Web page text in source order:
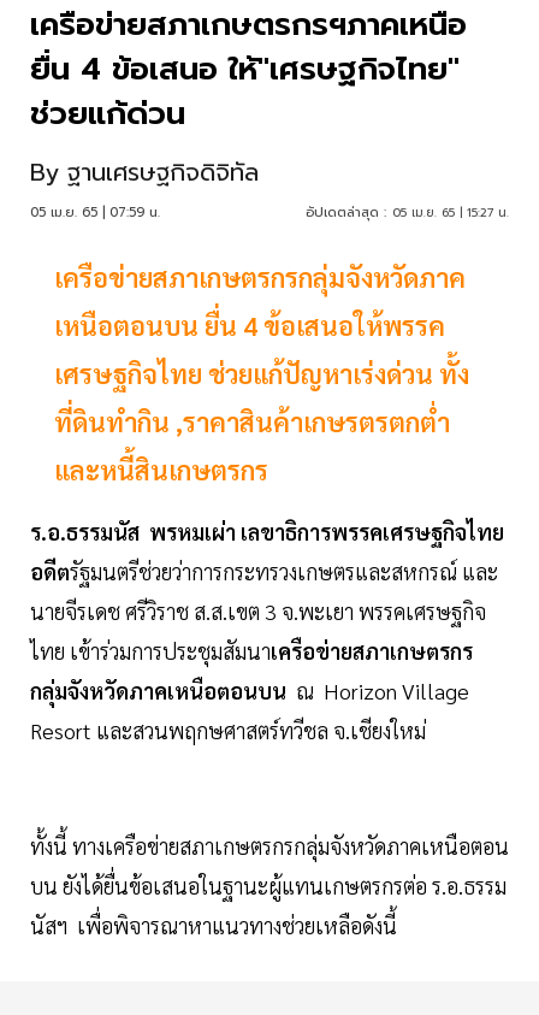
เครือข่ายสภาเกษตรกรฯภาคเหนือ
ยื่น 4 ข้อเสนอ ให้"เศรษฐกิจไทย"
ช่วยแก้ด่วน
By ฐานเศรษฐกิจดิจิทัล
05 เม.ย. 65 | 07:59 น. อัปเดตล่าสุด : 05 เม.ย. 65 | 15:27 น.
เครือข่ายสภาเกษตรกรกลุ่มจังหวัดภาค
เหนือตอนบน ยื่น 4 ข้อเสนอให้พรรค
เศรษฐกิจไทย ช่วยแก้ปัญหาเร่งด่วน ทั้ง
ที่ดินทำกิน ,ราคาสินค้าเกษรตรตกต่ำ
และหนี้สินเกษตรกร
ร.อ.ธรรมนัส พรหมเผ่า เลขาธิการพรรคเศรษฐกิจไทย
อดีตรัฐมนตรีช่วยว่าการกระทรวงเกษตรและสหกรณ์ และ
นายจีรเดช ศรีวิราช ส.ส.เขต 3 จ.พะเยา พรรคเศรษฐกิจ
ไทย เข้าร่วมการประชุมสัมนาเครือข่ายสภาเกษตรกร
กลุ่มจังหวัดภาคเหนือตอนบน ณ Horizon Village
Resort และสวนพฤกษศาสตร์ทวีชล จ.เชียงใหม่
ทั้งนี้ ทางเครือข่ายสภาเกษตรกรกลุ่มจังหวัดภาคเหนือตอน
บน ยังได้ยื่นข้อเสนอในฐานะผู้แทนเกษตรกรต่อ ร.อ.ธรรม
นัสฯ เพื่อพิจารณาหาแนวทางช่วยเหลือดังนี้